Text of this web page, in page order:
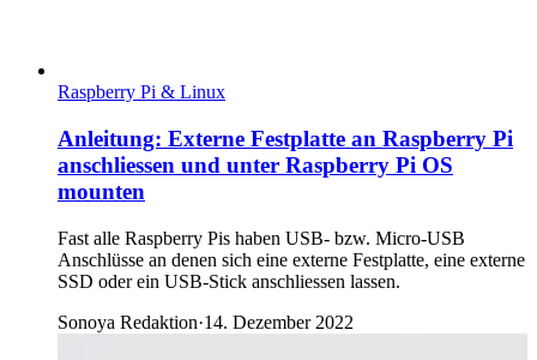
Raspberry Pi & Linux
Anleitung: Externe Festplatte an Raspberry Pi
anschliessen und unter Raspberry Pi OS
mounten
Fast alle Raspberry Pis haben USB- bzw. Micro-USB
Anschlüsse an denen sich eine externe Festplatte, eine externe
SSD oder ein USB-Stick anschliessen lassen.
Sonoya Redaktion·14. Dezember 2022